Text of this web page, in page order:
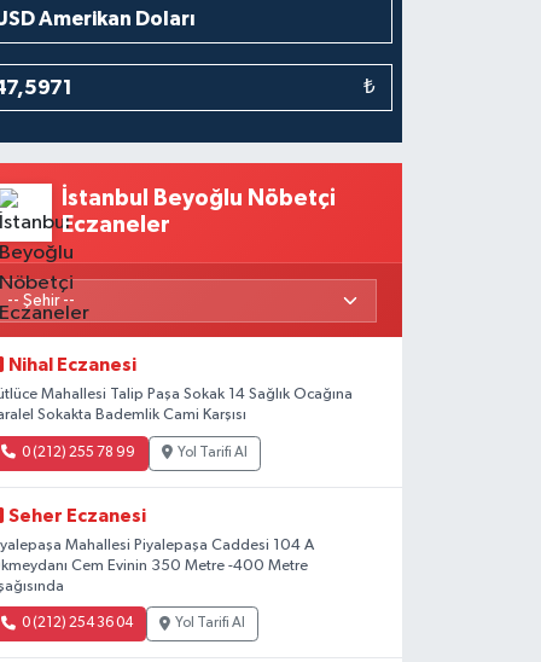
₺
İstanbul Beyoğlu Nöbetçi
Eczaneler
Nihal Eczanesi
Mahallesi Talip Paşa Sokak 14 Sağlık Ocağına
Sokakta Bademlik Cami Karşısı
0 (212) 255 78 99 Yol Tarifi Al
Seher Eczanesi
Mahallesi Piyalepaşa Caddesi 104 A
Cem Evinin 350 Metre -400 Metre
0 (212) 254 36 04 Yol Tarifi Al